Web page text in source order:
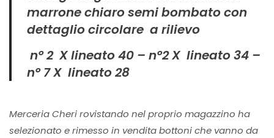
marrone chiaro semi bombato con
dettaglio circolare a rilievo
n° 2 X lineato 40 – n°2 X lineato 34 –
n° 7 X lineato 28
Merceria Cheri rovistando nel proprio magazzino ha
selezionato e rimesso in vendita bottoni che vanno da